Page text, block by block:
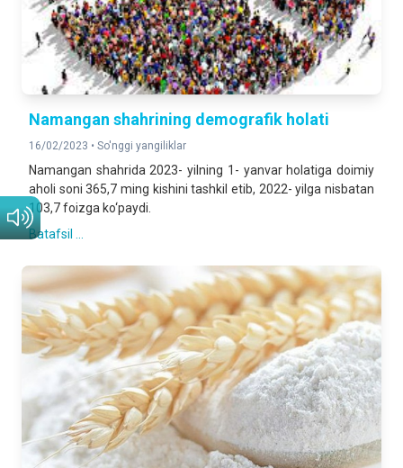
Namangan shahrining demografik holati
16/02/2023 • So'nggi yangiliklar
Namangan shahrida 2023- yilning 1- yanvar holatiga doimiy
aholi soni 365,7 ming kishini tashkil etib, 2022- yilga nisbatan
103,7 foizga ko‘paydi.
Batafsil ...